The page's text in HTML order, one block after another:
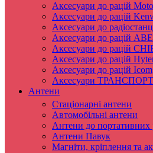
Аксесуари до рацій
Аксесуари до рацій
Аксесуари до
Аксесуари до рацій
Аксесуари до рацій
Аксесуари до рацій
Аксесуари до рацій Icom
Аксесуари ТРАНСПОРТ
Антени
Стаціонарні антени
Автомобільні антени
Антени до портативних
Антени Павук
Магніти, кріплення та